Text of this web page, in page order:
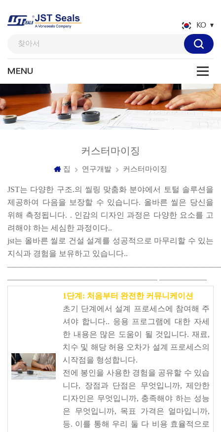
KO
커스터마이징
집 연구개발 커스터마이징
JST는 다양한 구조.의 씰링 맞춤화 분야에서 토털 솔루션을
제공하여 다음을 보장할 수 있습니다. 올바른 씰은 당신을
위해 측정됩니다. . 인감의 디자인 과정은 다양한 요소를 고
려해야 하는 세심한 과정이다..
jst는 올바른 씰로 건설 설계를 성공적으로 마무리할 수 있는
지식과 경험을 보유하고 있습니다..
——————————————————— ——————
1단계: 처음부터 완전한 커뮤니케이션
초기 단계에서 설계 프로세스에 참여해 주
셔야 합니다.. 응용 프로그램에 대한 자세
한 내용은 많은 도움이 될 것입니다. 재료,
치수 및 해당 허용 오차가 설계 프로세스의
시작점을 형성합니다.
전에 봉인을 사용한 경험을 공유할 수 있습
니다, 장점과 단점은 무엇입니까, 제안한
디자인은 무엇입니까, 충족해야 하는 성능
은 무엇입니까, 목표 가격은 얼마입니까,
등. 이를 통해 우리 둘 다 비용 효율적으로